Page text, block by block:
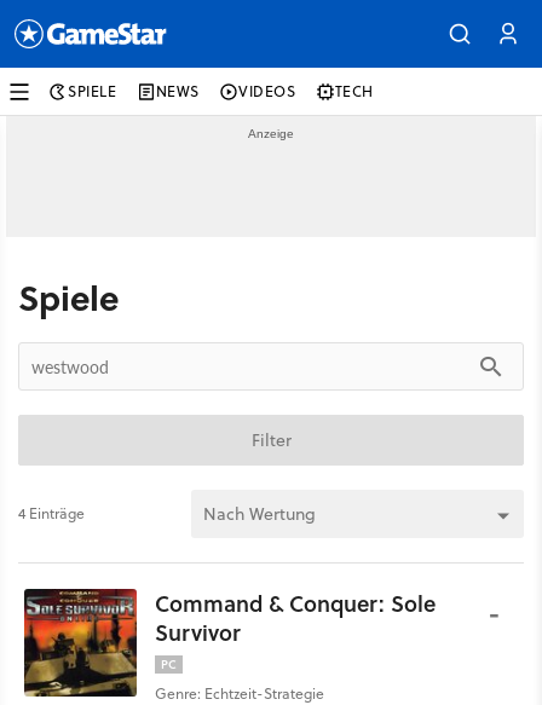
SPIELE NEWS VIDEOS TECH
Spiele
Filter
4 Einträge
Command & Conquer: Sole
Survivor
PC
Genre: Echtzeit-Strategie
-